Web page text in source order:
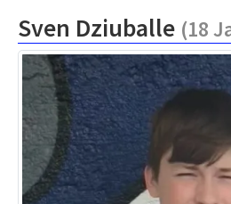
Sven Dziuballe (18